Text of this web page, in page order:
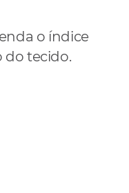
o índice
do tecido.